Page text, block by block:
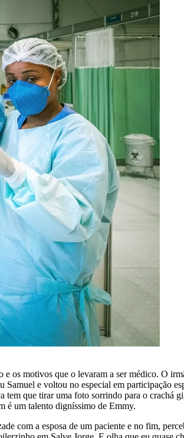
os motivos que o levaram a ser médico. O
e voltou no especial em participação
que tirar uma foto sorrindo para o crachá
é um talento digníssimo de Emmy.
com a esposa de um paciente e no fim,